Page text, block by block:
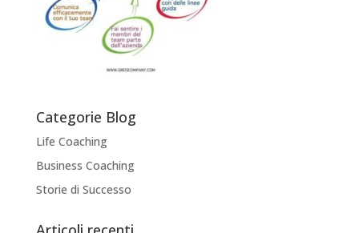
Categorie Blog
Life Coaching
Business Coaching
Storie di Successo